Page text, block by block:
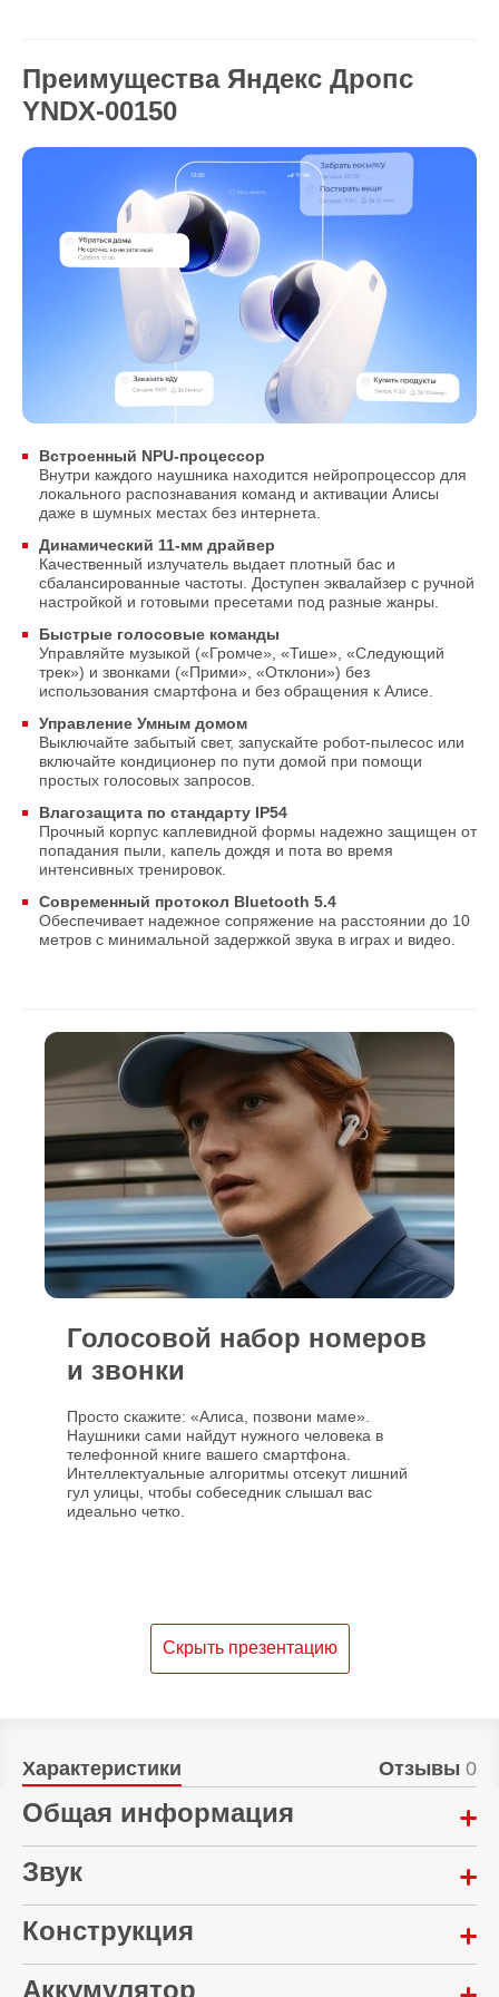
Преимущества Яндекс Дропс
YNDX-00150
Встроенный NPU-процессор
Внутри каждого наушника находится нейропроцессор для
локального распознавания команд и активации Алисы
даже в шумных местах без интернета.
Динамический 11-мм драйвер
Качественный излучатель выдает плотный бас и
сбалансированные частоты. Доступен эквалайзер с ручной
настройкой и готовыми пресетами под разные жанры.
Быстрые голосовые команды
Управляйте музыкой («Громче», «Тише», «Следующий
трек») и звонками («Прими», «Отклони») без
использования смартфона и без обращения к Алисе.
Управление Умным домом
Выключайте забытый свет, запускайте робот-пылесос или
включайте кондиционер по пути домой при помощи
простых голосовых запросов.
Влагозащита по стандарту IP54
Прочный корпус каплевидной формы надежно защищен от
попадания пыли, капель дождя и пота во время
интенсивных тренировок.
Современный протокол Bluetooth 5.4
Обеспечивает надежное сопряжение на расстоянии до 10
метров с минимальной задержкой звука в играх и видео.
Голосовой набор номеров
и звонки
Просто скажите: «Алиса, позвони маме».
Наушники сами найдут нужного человека в
телефонной книге вашего смартфона.
Интеллектуальные алгоритмы отсекут лишний
гул улицы, чтобы собеседник слышал вас
идеально четко.
Скрыть презентацию
Характеристики Отзывы 0
Общая информация
Радиус действия:
10 м
Материал:
Звук
Количество микрофонов:
Диапазон воспроизводимых частот:
Конструкция
Микрофон:
Аккумулятор